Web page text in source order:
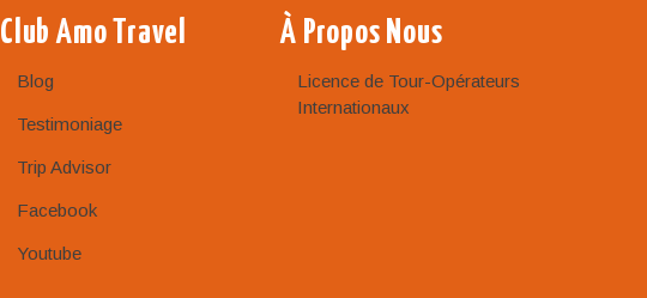
Club Amo Travel
Blog
Testimoniage
Trip Advisor
Facebook
Youtube
À Propos Nous
Licence de Tour-Opérateurs
Internationaux